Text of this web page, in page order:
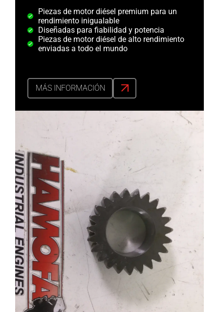
Piezas de motor diésel premium para un
rendimiento inigualable
Diseñadas para fiabilidad y potencia
Piezas de motor diésel de alto rendimiento
enviadas a todo el mundo
MÁS INFORMACIÓN